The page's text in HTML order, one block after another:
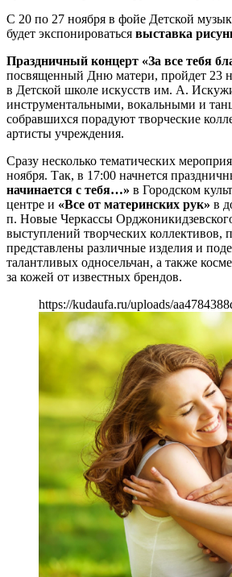
С 20 по 27 ноября в фойе Детской
будет экспонироваться выставка
Праздничный концерт «За все тебя
посвященный Дню матери, пройдет 23
в Детской школе искусств им. А.
инструментальными, вокальными и
собравшихся порадуют творческие
артисты учреждения.
Сразу несколько тематических
ноября. Так, в 17:00 начнется
начинается с тебя…» в Городском
центре и «Все от материнских рук» в
п. Новые Черкассы
выступлений творческих коллективов,
представлены различные изделия и
талантливых односельчан, а также
за кожей от известных брендов.
https://kudaufa.ru/uploads/